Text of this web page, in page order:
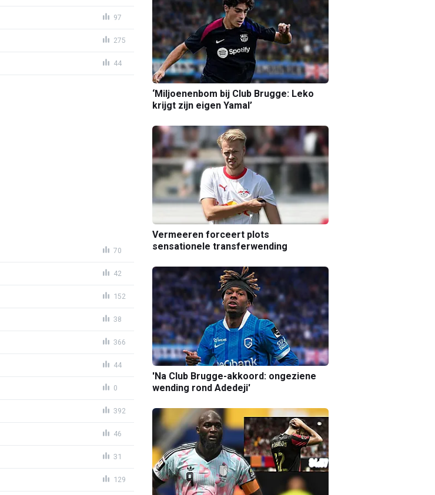
97
275
44
70
42
152
38
366
44
0
392
46
31
129
‘Miljoenenbom bij Club Brugge: Leko
krijgt zijn eigen Yamal’
Vermeeren forceert plots
sensationele transferwending
'Na Club Brugge-akkoord: ongeziene
wending rond Adedeji'